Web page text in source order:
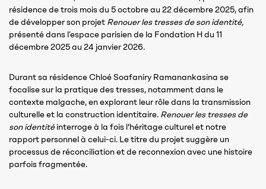
résidence de trois mois du 5 octobre au 22 décembre 2025, afin
de développer son projet Renouer les tresses de son identité,
présenté dans l’espace parisien de la Fondation H du 11
décembre 2025 au 24 janvier 2026.
Durant sa résidence Chloé Soafaniry Ramanankasina se
focalise sur la pratique des tresses, notamment dans le
contexte malgache, en explorant leur rôle dans la transmission
culturelle et la construction identitaire. Renouer les tresses de
son identitéinterroge à la fois l'héritage culturel et notre
rapport personnel à celui-ci. Le titre du projet suggère un
processus de réconciliation et de reconnexion avec une histoire
parfois fragmentée.